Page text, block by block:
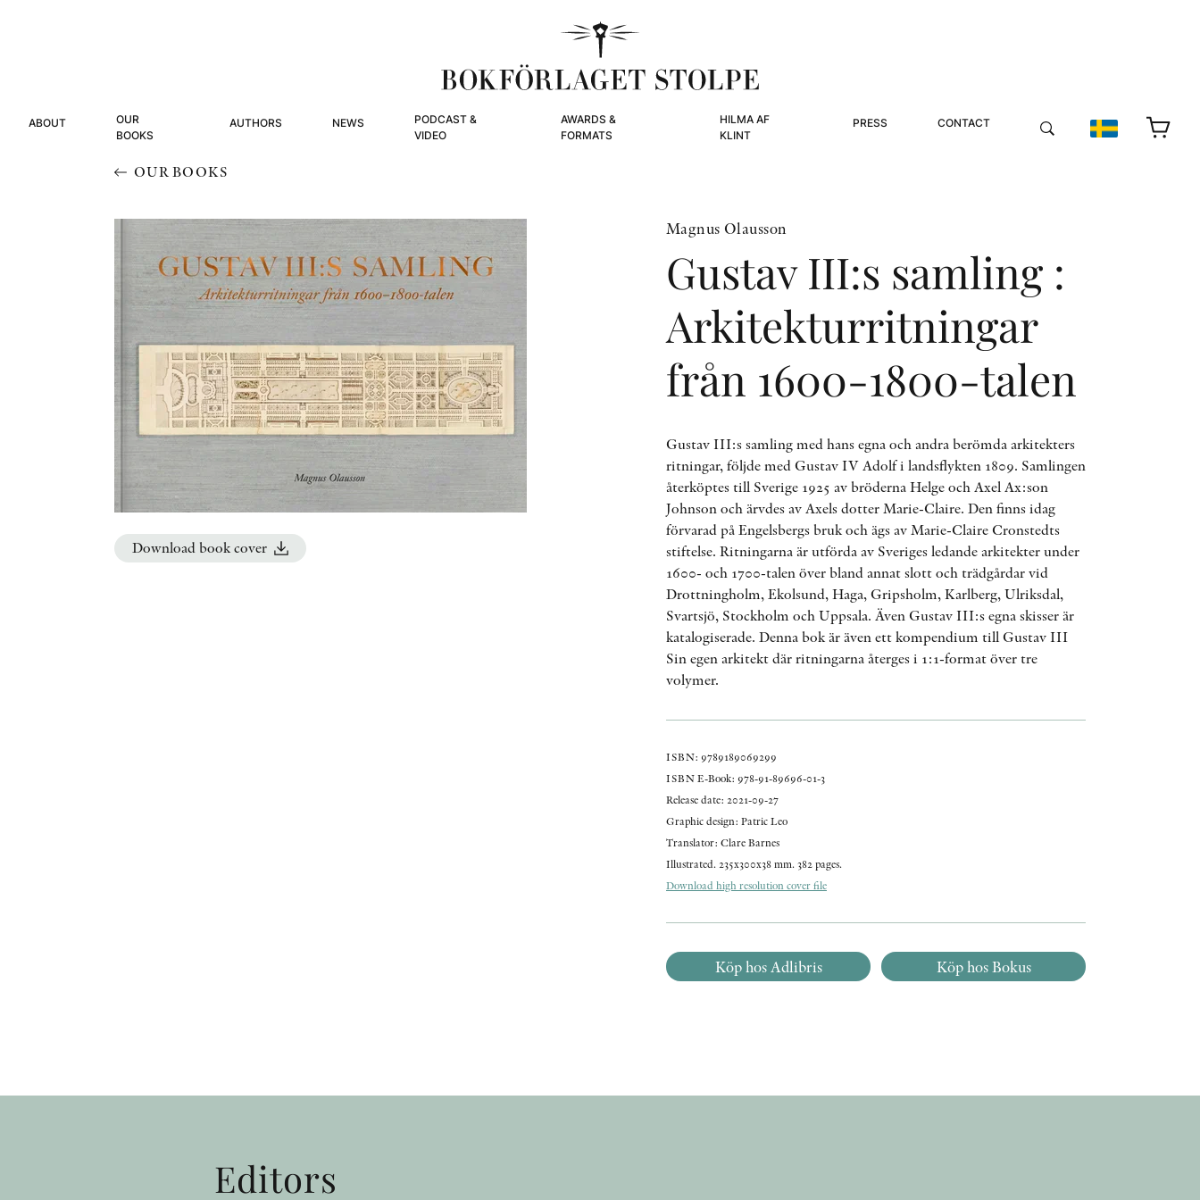
ABOUT
OUR
BOOKS
AUTHORS NEWS
PODCAST &
VIDEO
AWARDS &
FORMATS
HILMA AF
KLINT
PRESS CONTACT
PEER REVIEW PROCESS
OUR BOOKS
Download book cover
Magnus Olausson
Gustav III:s samling :
Arkitekturritningar
från 1600-1800-talen
Gustav III:s samling med hans egna och andra berömda arkitekters
ritningar, följde med Gustav IV Adolf i landsflykten 1809. Samlingen
återköptes till Sverige 1925 av bröderna Helge och Axel Ax:son
Johnson och ärvdes av Axels dotter Marie-Claire. Den finns idag
förvarad på Engelsbergs bruk och ägs av Marie-Claire Cronstedts
stiftelse. Ritningarna är utförda av Sveriges ledande arkitekter under
1600- och 1700-talen över bland annat slott och trädgårdar vid
Drottningholm, Ekolsund, Haga, Gripsholm, Karlberg, Ulriksdal,
Svartsjö, Stockholm och Uppsala. Även Gustav III:s egna skisser är
katalogiserade. Denna bok är även ett kompendium till Gustav III
Sin egen arkitekt där ritningarna återges i 1:1-format över tre
volymer.
ISBN: 9789189069299
ISBN E-Book: 978-91-89696-01-3
Release date: 2021-09-27
Graphic design: Patric Leo
Translator: Clare Barnes
Illustrated. 235x300x38 mm. 382 pages.
Download high resolution cover file
Köp hos Adlibris Köp hos Bokus
Editors